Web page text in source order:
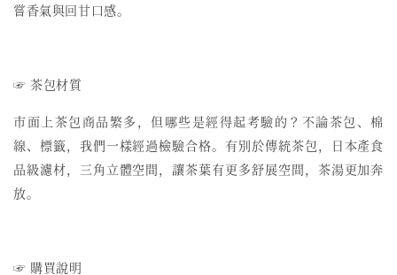
嘗香氣與回甘口感。
☞ 茶包材質
市面上茶包商品繁多，但哪些是經得起考驗的？不論茶包、棉
線、標籤，我們一樣經過檢驗合格。有別於傳統茶包，日本產食
品級濾材，三角立體空間，讓茶葉有更多舒展空間，茶湯更加奔
放。
☞ 購買說明